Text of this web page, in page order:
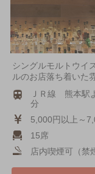
シングルモルトウイ
ルのお店落ち着いた
ＪＲ線 熊本駅
分
5,000円以上～
15席
店内喫煙可（禁